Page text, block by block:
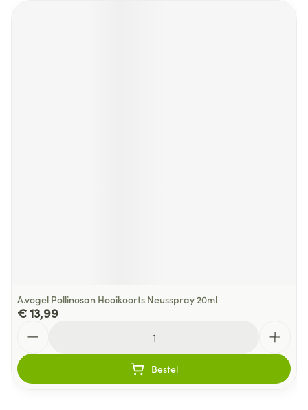
A.vogel Pollinosan Hooikoorts Neusspray 20ml
€ 13,99
Bestel